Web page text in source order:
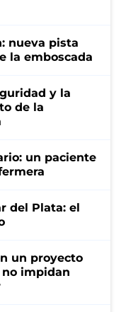
nueva pista
la emboscada
y la
de la
un paciente
del Plata: el
un proyecto
impidan